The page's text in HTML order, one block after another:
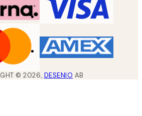
©2026, DESENIO AB